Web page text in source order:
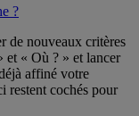
?
de nouveaux critères
et « Où ? » et lancer
affiné votre
restent cochés pour